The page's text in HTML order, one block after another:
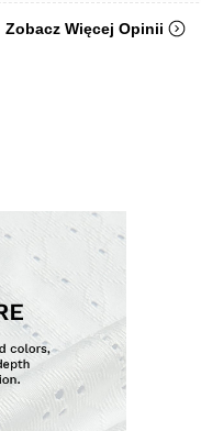
Zobacz Więcej Opinii